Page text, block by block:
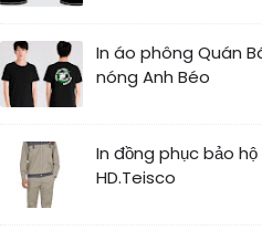
In áo phông Quán
nóng Anh Béo
In đồng phục bảo
HD.Teisco